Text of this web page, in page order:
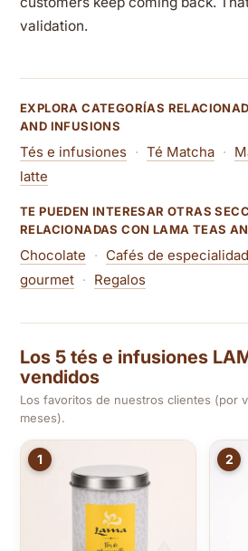
validation.
EXPLORA CATEGORÍAS
AND INFUSIONS
Tés e infusiones · Té Matcha ·
latte
TE PUEDEN INTERESAR OTRAS
RELACIONADAS CON LAMA TEAS
Chocolate · Cafés de especialidad
gourmet · Regalos
Los 5 tés e infusiones
vendidos
Los favoritos de nuestros clientes (por
meses).
1 2